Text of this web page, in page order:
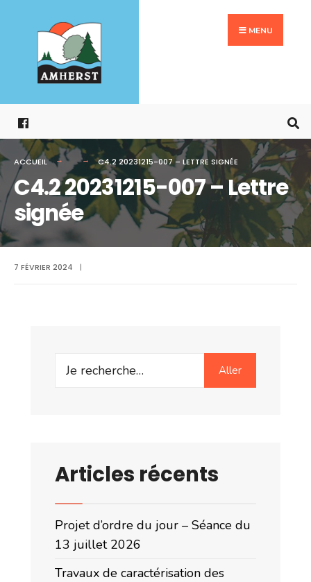
contenu
MENU
ACCUEIL C4.2 20231215-007 – LETTRE SIGNÉE
C4.2 20231215-007 – Lettre
signée
7 FÉVRIER 2024 |
Search
Aller
Articles récents
Projet d’ordre du jour – Séance du
13 juillet 2026
Travaux de caractérisation des
for: